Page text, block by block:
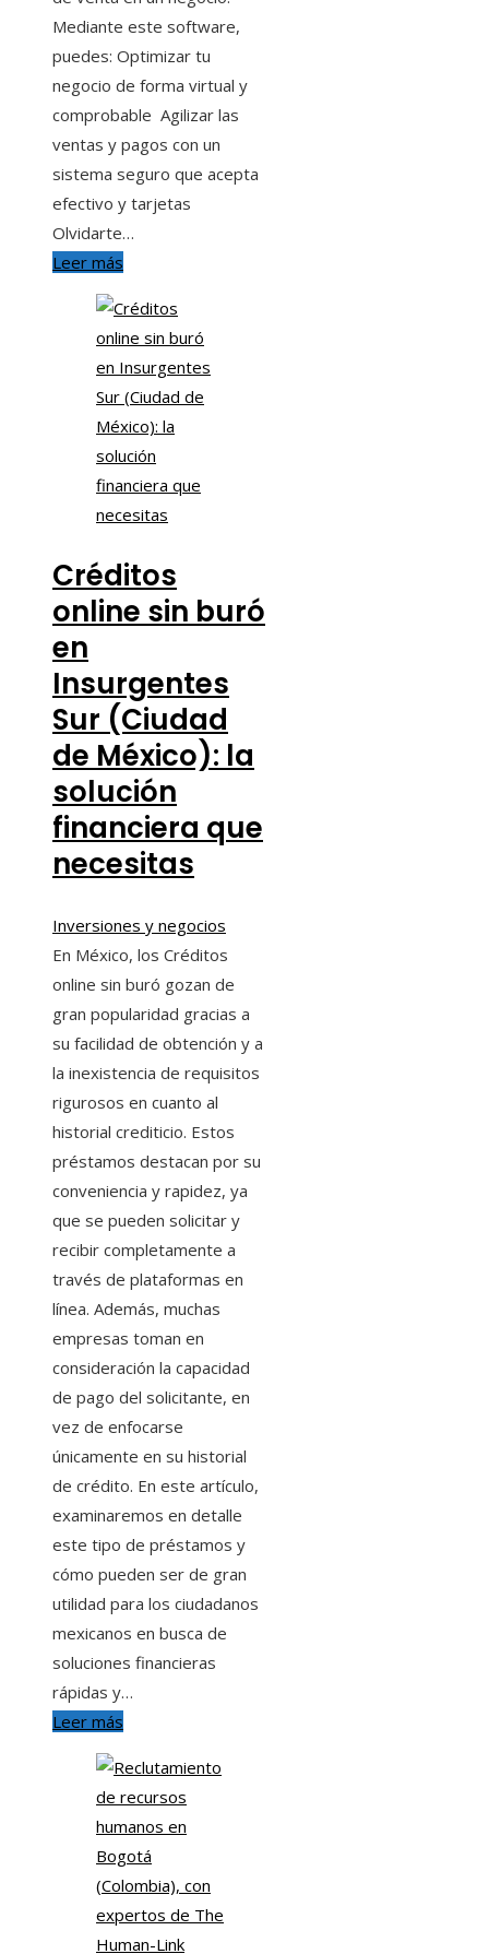
Mediante este software,
puedes: Optimizar tu
negocio de forma virtual y
comprobable Agilizar las
ventas y pagos con un
sistema seguro que acepta
efectivo y tarjetas
Olvidarte…
Leer más
Créditos
online sin buró
en
Insurgentes
Sur (Ciudad
de México): la
solución
financiera que
necesitas
Inversiones y negocios
En México, los Créditos
online sin buró gozan de
gran popularidad gracias a
su facilidad de obtención y a
la inexistencia de requisitos
rigurosos en cuanto al
historial crediticio. Estos
préstamos destacan por su
conveniencia y rapidez, ya
que se pueden solicitar y
recibir completamente a
través de plataformas en
línea. Además, muchas
empresas toman en
consideración la capacidad
de pago del solicitante, en
vez de enfocarse
únicamente en su historial
de crédito. En este artículo,
examinaremos en detalle
este tipo de préstamos y
cómo pueden ser de gran
utilidad para los ciudadanos
mexicanos en busca de
soluciones financieras
rápidas y…
Leer más